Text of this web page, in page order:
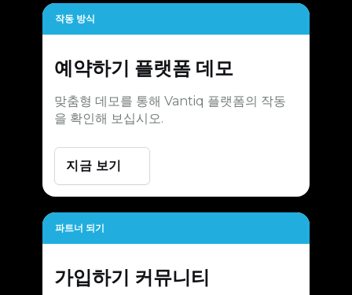
작동 방식
예약하기 플랫폼 데모
맞춤형 데모를 통해 Vantiq 플랫폼의 작동
을 확인해 보십시오.
지금 보기
파트너 되기
가입하기 커뮤니티